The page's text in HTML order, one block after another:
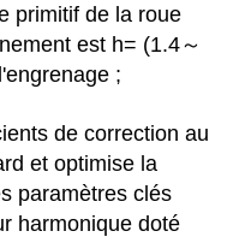
primitif de la roue
est h= (1.4～
;
de correction au
et optimise la
paramètres clés
harmonique doté